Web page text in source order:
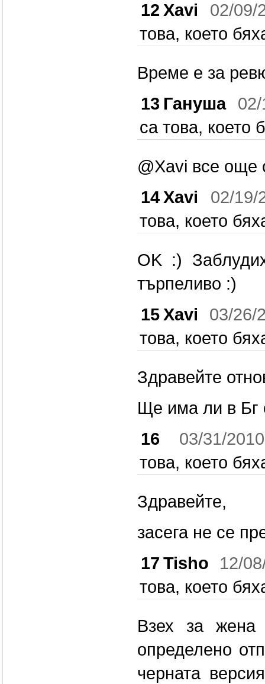
12 Xavi
02/09/
това, което
Време е за
13 Гануша
са това, което
@Xavi все още
14 Xavi
02/19/
това, което
OK :)
търпеливо :)
15 Xavi
03/26/
това, което
Здравейте
Ще има ли в Бг
16
03/31/
това, което
Здравейте,
засега не се
17 Tisho
12/
това, което
Взех за
определено
черната